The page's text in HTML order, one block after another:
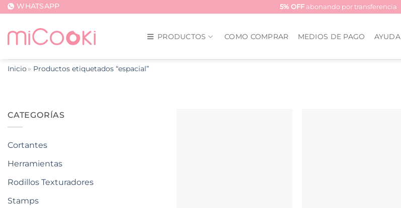
Saltar
contenido
WHATSAPP 5% OFFabonando por transferencia
PRODUCTOS COMO COMPRAR MEDIOS DE PAGO AYUDA
Inicio Productos etiquetados “espacial”
CATEGORÍAS
Cortantes
Herramientas
Rodillos Texturadores
Stamps